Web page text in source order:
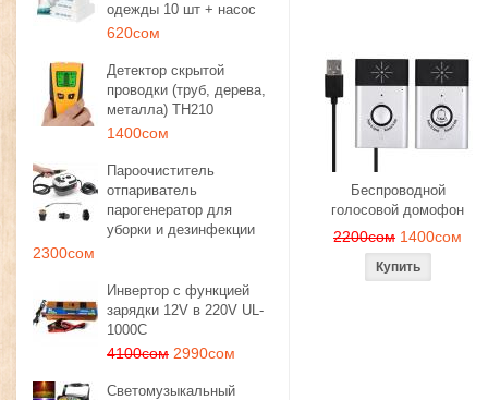
одежды 10 шт + насос
620сом
Детектор скрытой
проводки (труб, дерева,
металла) TH210
1400сом
Пароочиститель
отпариватель
парогенератор для
уборки и дезинфекции
2300сом
Инвертор с функцией
зарядки 12V в 220V UL-
1000C
4100сом 2990сом
Светомузыкальный
Беспроводной
голосовой домофон
2200сом 1400сом